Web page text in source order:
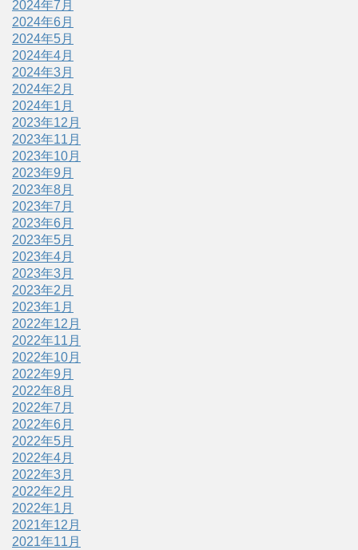
2024年7月
2024年6月
2024年5月
2024年4月
2024年3月
2024年2月
2024年1月
2023年12月
2023年11月
2023年10月
2023年9月
2023年8月
2023年7月
2023年6月
2023年5月
2023年4月
2023年3月
2023年2月
2023年1月
2022年12月
2022年11月
2022年10月
2022年9月
2022年8月
2022年7月
2022年6月
2022年5月
2022年4月
2022年3月
2022年2月
2022年1月
2021年12月
2021年11月